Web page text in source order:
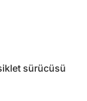
sürücüsü